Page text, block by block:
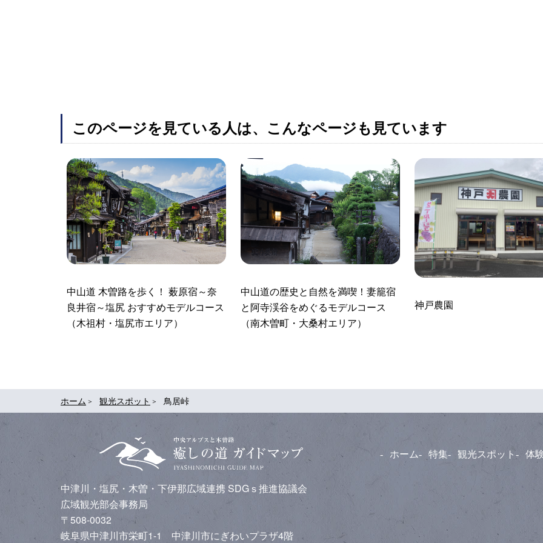
ホーム 観光スポット 鳥居峠
このページを見ている人は、こんなページも見ています
中山道 木曽路を歩く！ 薮原宿～奈
良井宿～塩尻 おすすめモデルコース
（木祖村・塩尻市エリア）
中山道の歴史と自然を満喫！妻籠宿
と阿寺渓谷をめぐるモデルコース
（南木曽町・大桑村エリア）
神戸農園
ホーム 特集 観光スポット 体
中津川・塩尻・木曽・下伊那広域連携 SDGｓ推進協議会
広域観光部会事務局
〒508-0032
岐阜県中津川市栄町1-1 中津川市にぎわいプラザ4階